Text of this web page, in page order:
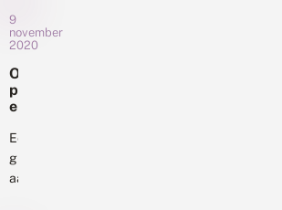
e
t
#
2
4
u
u
r
n
a
t
op
social
of
ga
zelf
op...
e
i
d
e
b
t
e
k
e
die
voor
flora
en
fauna
beheerd
worden.
In
het
9
november
2020
O
p
e
b
r
i
Een
groot
aantal